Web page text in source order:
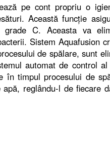
pe cont propriu o
Această funcție
C. Aceasta va
Sistem Aquafusion
de spălare, sunt
automat de control
în timpul procesului de
reglându-l de fiecare